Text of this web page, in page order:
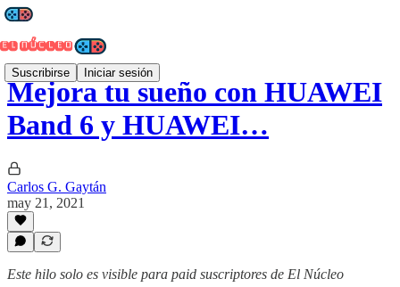
Suscribirse Iniciar sesión
Mejora tu sueño con HUAWEI
Band 6 y HUAWEI…
Carlos G. Gaytán
may 21, 2021
Este hilo solo es visible para paid suscriptores de El Núcleo